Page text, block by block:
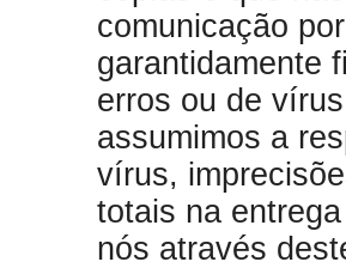
comunicação
garantidamente
erros ou de
assumimos a
vírus,
totais na
nós através